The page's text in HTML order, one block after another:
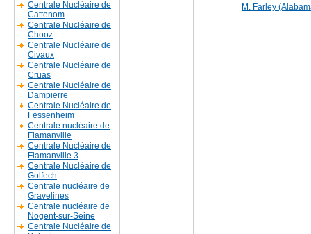
Centrale Nucléaire de
Cattenom
Centrale Nucléaire de
Chooz
Centrale Nucléaire de
Civaux
Centrale Nucléaire de
Cruas
Centrale Nucléaire de
Dampierre
Centrale Nucléaire de
Fessenheim
Centrale nucléaire de
Flamanville
Centrale Nucléaire de
Flamanville 3
Centrale Nucléaire de
Golfech
Centrale nucléaire de
Gravelines
Centrale nucléaire de
Nogent-sur-Seine
Centrale Nucléaire de
M. Farley